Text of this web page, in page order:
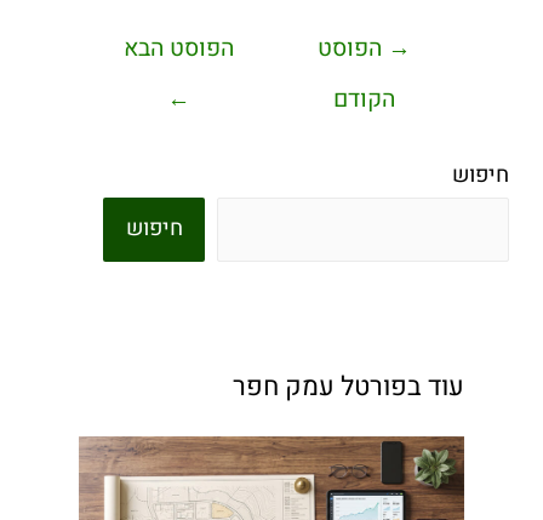
→ הפוסט
הקודם
הפוסט הבא
←
חיפוש
חיפוש
עוד בפורטל עמק חפר